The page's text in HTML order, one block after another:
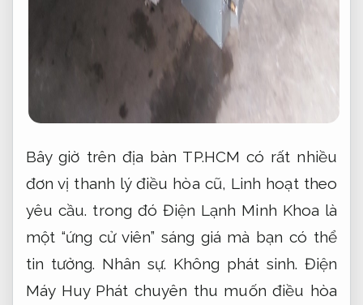
Bây giờ trên địa bàn TP.HCM có rất nhiều
đơn vị thanh lý điều hòa cũ, Linh hoạt theo
yêu cầu. trong đó Điện Lạnh Minh Khoa là
một “ứng cử viên” sáng giá mà bạn có thể
tin tưởng. Nhân sự. Không phát sinh. Điện
Máy Huy Phát chuyên thu muốn điều hòa